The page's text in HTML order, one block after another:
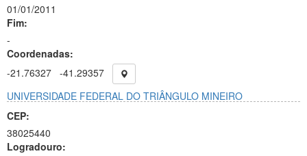
01/01/2011
Fim:
-
Coordenadas:
-21.76327 -41.29357
UNIVERSIDADE FEDERAL DO TRIÂNGULO MINEIRO
CEP:
38025440
Logradouro: